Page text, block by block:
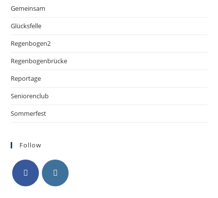
Gemeinsam
Glücksfelle
Regenbogen2
Regenbogenbrücke
Reportage
Seniorenclub
Sommerfest
Follow